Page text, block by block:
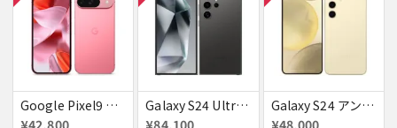
Google Pixel9 Peony 128GB / 12GB SoftBank SIMフリー 送料無料
Galaxy S24 Ultra SCG26 256GB au チタニウムブラック 送料無料
Galaxy S24 アンバー イエロー 256GB 送料無料